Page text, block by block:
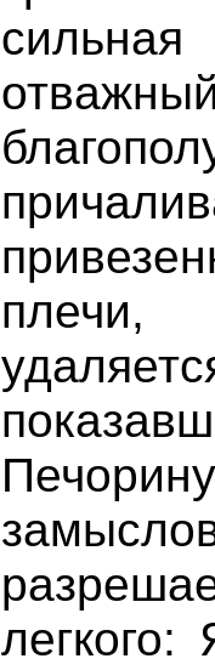
Печорину
легкого: